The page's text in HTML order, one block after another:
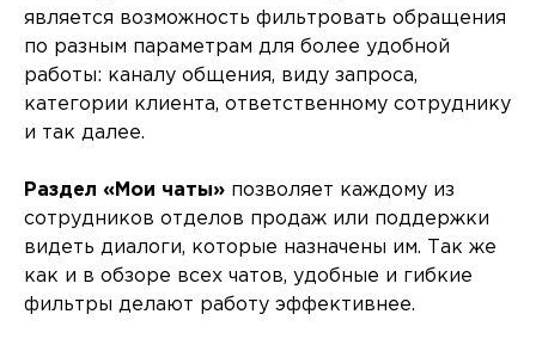
является возможность фильтровать обращения
по разным параметрам для более удобной
работы: каналу общения, виду запроса,
категории клиента, ответственному сотруднику
и так далее.
Раздел «Мои чаты» позволяет каждому из
сотрудников отделов продаж или поддержки
видеть диалоги, которые назначены им. Так же
как и в обзоре всех чатов, удобные и гибкие
фильтры делают работу эффективнее.